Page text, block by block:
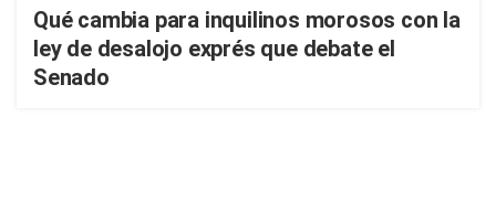
Qué cambia para inquilinos morosos con la
ley de desalojo exprés que debate el
Senado